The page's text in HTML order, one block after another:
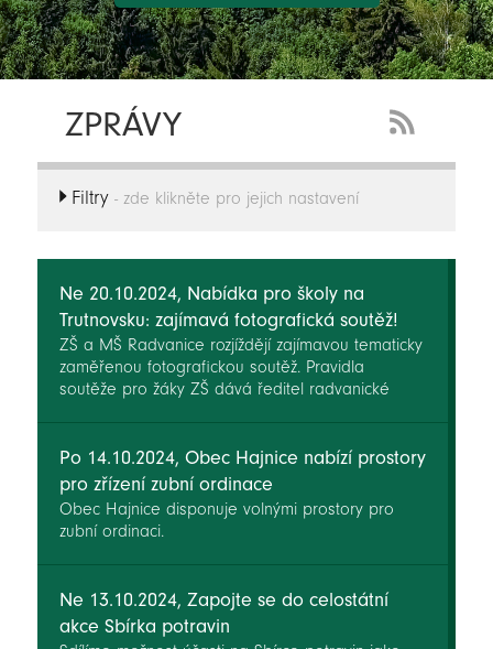
ZPRÁVY
Feed
Filtry- zde klikněte pro jejich nastavení
Ne 20.10.2024, Nabídka pro školy na
Trutnovsku: zajímavá fotografická soutěž!
ZŠ a MŠ Radvanice rozjíždějí zajímavou tematicky
zaměřenou fotografickou soutěž. Pravidla
soutěže pro žáky ZŠ dává ředitel radvanické
aktivitu zájem a zapojí se do ní více škol, naše
MAS Království - Jestřebí hory, o.p.s. může pomoci
uspořádat vyhodnocení regionálních výsledků a
vyhlášení a ocenění nejlepších soutěžících.
Po 14.10.2024, Obec Hajnice nabízí prostory
pro zřízení zubní ordinace
Obec Hajnice disponuje volnými prostory pro
zubní ordinaci.
Ne 13.10.2024, Zapojte se do celostátní
akce Sbírka potravin